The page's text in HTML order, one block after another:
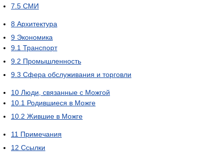
7.5 СМИ
8 Архитектура
9 Экономика
9.1 Транспорт
9.2 Промышленность
9.3 Сфера обслуживания и торговли
10 Люди, связанные с Можгой
10.1 Родившиеся в Можге
10.2 Жившие в Можге
11 Примечания
12 Ссылки